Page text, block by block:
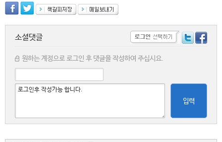
소셜댓글
원하는 계정으로 로그인 후 댓글을 작성하여 주십시요.
입력